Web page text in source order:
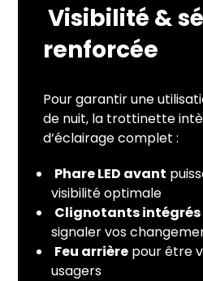
Visibilité &
renforcée
Pour garantir une
de nuit, la trottinette
d’éclairage complet :
Phare LED avant
visibilité optimale
Clignotants intégrés
signaler vos
Feu arrière pour être
usagers